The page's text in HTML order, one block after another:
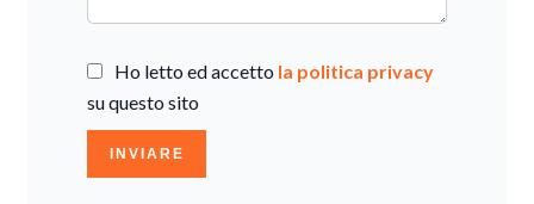
Ho letto ed accetto la politica privacy
su questo sito
INVIARE